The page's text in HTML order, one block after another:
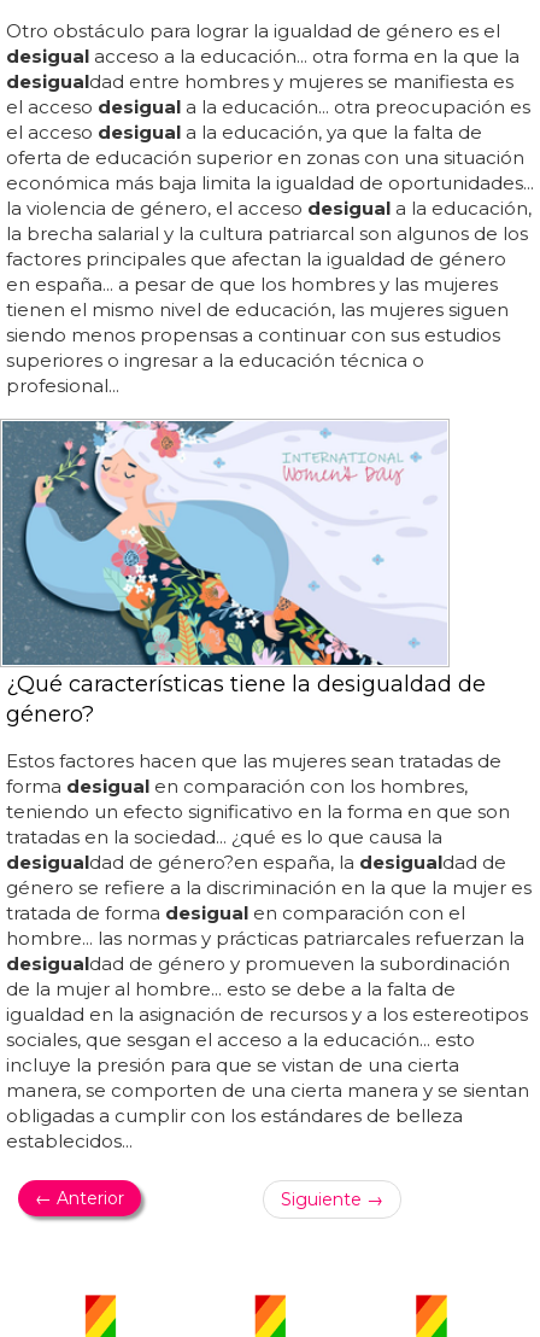
Otro obstáculo para lograr la igualdad de género es el
desigual acceso a la educación... otra forma en la que la
desigualdad entre hombres y mujeres se manifiesta es
el acceso desigual a la educación... otra preocupación es
el acceso desigual a la educación, ya que la falta de
oferta de educación superior en zonas con una situación
económica más baja limita la igualdad de oportunidades...
la violencia de género, el acceso desigual a la educación,
la brecha salarial y la cultura patriarcal son algunos de los
factores principales que afectan la igualdad de género
en españa... a pesar de que los hombres y las mujeres
tienen el mismo nivel de educación, las mujeres siguen
siendo menos propensas a continuar con sus estudios
superiores o ingresar a la educación técnica o
profesional...
¿Qué características tiene la desigualdad de
género?
Estos factores hacen que las mujeres sean tratadas de
forma desigual en comparación con los hombres,
teniendo un efecto significativo en la forma en que son
tratadas en la sociedad... ¿qué es lo que causa la
desigualdad de género?en españa, la desigualdad de
género se refiere a la discriminación en la que la mujer es
tratada de forma desigual en comparación con el
hombre... las normas y prácticas patriarcales refuerzan la
desigualdad de género y promueven la subordinación
de la mujer al hombre... esto se debe a la falta de
igualdad en la asignación de recursos y a los estereotipos
sociales, que sesgan el acceso a la educación... esto
incluye la presión para que se vistan de una cierta
manera, se comporten de una cierta manera y se sientan
obligadas a cumplir con los estándares de belleza
establecidos...
← Anterior Siguiente →